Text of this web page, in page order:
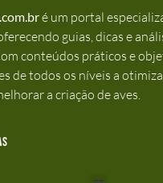
é um portal
guias, dicas e
conteúdos práticos e
de todos os níveis a
a criação de aves.